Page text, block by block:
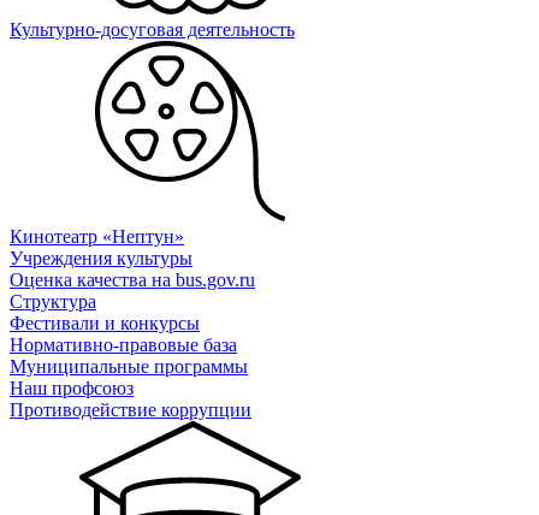
Культурно-досуговая деятельность
Кинотеатр «Нептун»
Учреждения культуры
Оценка качества на bus.gov.ru
Структура
Фестивали и конкурсы
Нормативно-правовые база
Муниципальные программы
Наш профсоюз
Противодействие коррупции